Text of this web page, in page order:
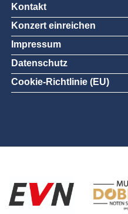
Kontakt
Konzert einreichen
Impressum
Datenschutz
Cookie-Richtlinie (EU)